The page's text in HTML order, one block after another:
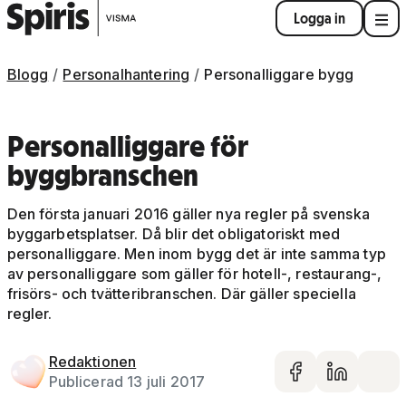
Logga in
Blogg Personalhantering Personalliggare bygg
Personalliggare för
byggbranschen
Den första januari 2016 gäller nya regler på svenska
byggarbetsplatser. Då blir det obligatoriskt med
personalliggare. Men inom bygg det är inte samma typ
av personalliggare som gäller för hotell-, restaurang-,
frisörs- och tvätteribranschen. Där gäller speciella
regler.
Redaktionen
Publicerad 13 juli 2017
Dela på
Dela